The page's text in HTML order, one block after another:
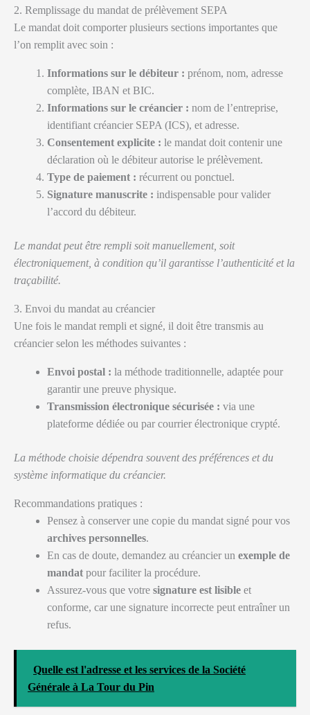
2. Remplissage du mandat de prélèvement SEPA
Le mandat doit comporter plusieurs sections importantes que
l’on remplit avec soin :
Informations sur le débiteur : prénom, nom, adresse
complète, IBAN et BIC.
Informations sur le créancier : nom de l’entreprise,
identifiant créancier SEPA (ICS), et adresse.
Consentement explicite : le mandat doit contenir une
déclaration où le débiteur autorise le prélèvement.
Type de paiement : récurrent ou ponctuel.
Signature manuscrite : indispensable pour valider
l’accord du débiteur.
Le mandat peut être rempli soit manuellement, soit
électroniquement, à condition qu’il garantisse l’authenticité et la
traçabilité.
3. Envoi du mandat au créancier
Une fois le mandat rempli et signé, il doit être transmis au
créancier selon les méthodes suivantes :
Envoi postal : la méthode traditionnelle, adaptée pour
garantir une preuve physique.
Transmission électronique sécurisée : via une
plateforme dédiée ou par courrier électronique crypté.
La méthode choisie dépendra souvent des préférences et du
système informatique du créancier.
Recommandations pratiques :
Pensez à conserver une copie du mandat signé pour vos
archives personnelles.
En cas de doute, demandez au créancier un exemple de
mandat pour faciliter la procédure.
Assurez-vous que votre signature est lisible et
conforme, car une signature incorrecte peut entraîner un
refus.
Quelle est l'adresse et les services de la Société
Générale à La Tour du Pin